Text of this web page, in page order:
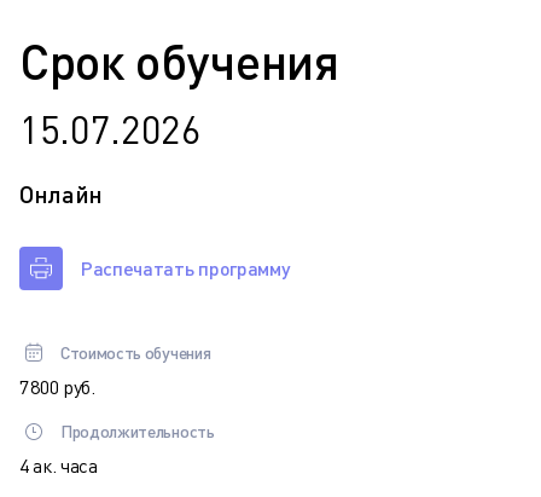
Срок обучения
15.07.2026
Онлайн
Распечатать программу
Стоимость обучения
7 800 руб.
Продолжительность
4 ак. часа